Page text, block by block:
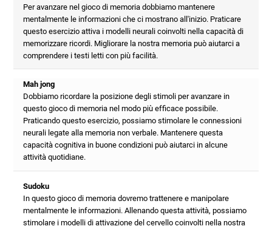
Per avanzare nel gioco di memoria dobbiamo mantenere
mentalmente le informazioni che ci mostrano all'inizio. Praticare
questo esercizio attiva i modelli neurali coinvolti nella capacità di
memorizzare ricordi. Migliorare la nostra memoria può aiutarci a
comprendere i testi letti con più facilità.
Mah jong
Dobbiamo ricordare la posizione degli stimoli per avanzare in
questo gioco di memoria nel modo più efficace possibile.
Praticando questo esercizio, possiamo stimolare le connessioni
neurali legate alla memoria non verbale. Mantenere questa
capacità cognitiva in buone condizioni può aiutarci in alcune
attività quotidiane.
Sudoku
In questo gioco di memoria dovremo trattenere e manipolare
mentalmente le informazioni. Allenando questa attività, possiamo
stimolare i modelli di attivazione del cervello coinvolti nella nostra